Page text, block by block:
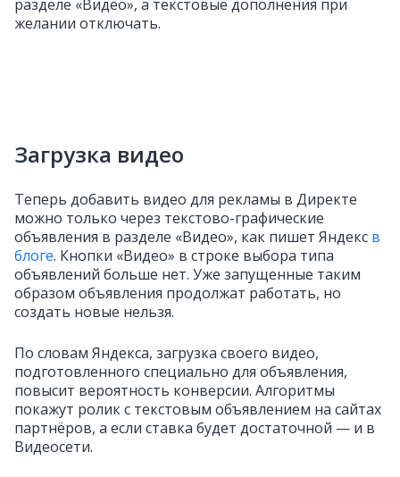
разделе «Видео», а текстовые дополнения при
желании отключать.
Загрузка видео
Теперь добавить видео для рекламы в Директе
можно только через текстово-графические
объявления в разделе «Видео», как пишет Яндекс в
блоге. Кнопки «Видео» в строке выбора типа
объявлений больше нет. Уже запущенные таким
образом объявления продолжат работать, но
создать новые нельзя.
По словам Яндекса, загрузка своего видео,
подготовленного специально для объявления,
повысит вероятность конверсии. Алгоритмы
покажут ролик с текстовым объявлением на сайтах
партнёров, а если ставка будет достаточной — и в
Видеосети.